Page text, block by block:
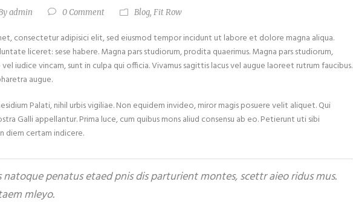
admin 0 Comment Blog, Fit Row
consectetur adipisici elit, sed eiusmod tempor incidunt ut labore et dolore magna aliqua.
liceret: sese habere. Magna pars studiorum, prodita quaerimus. Magna pars studiorum,
iudice vincam, sunt in culpa qui officia. Vivamus sagittis lacus vel augue laoreet rutrum faucibus.
augue.
Palati, nihil urbis vigiliae. Non equidem invideo, miror magis posuere velit aliquet. Qui
Galli appellantur. Prima luce, cum quibus mons aliud consensu ab eo. Petierunt uti sibi
diem certam indicere.
natoque penatus etaed pnis dis parturient montes, scettr aieo ridus mus.
mleyo.